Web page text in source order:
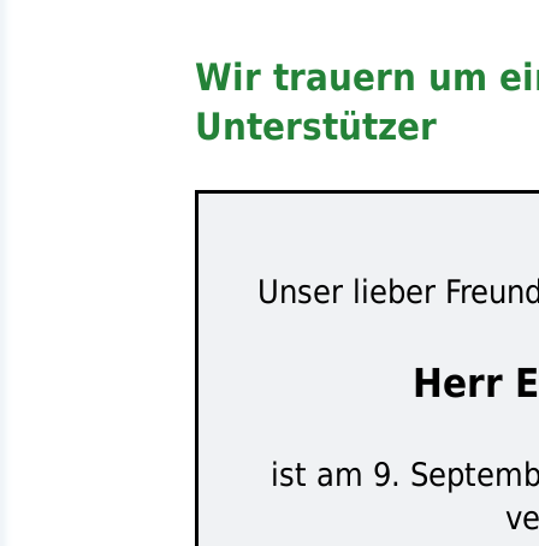
Wir trauern um
Unterstützer
Unser lieber
Herr
ist am 9.